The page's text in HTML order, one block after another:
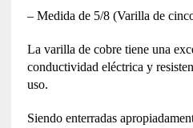
– Medida de 5/8 (Varilla de
La varilla de cobre tiene una
conductividad eléctrica y
uso.
Siendo enterradas